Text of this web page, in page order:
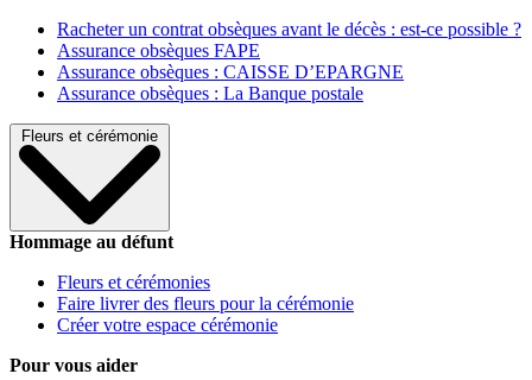
Racheter un contrat obsèques avant le décès : est-ce possible ?
Assurance obsèques FAPE
Assurance obsèques : CAISSE D’EPARGNE
Assurance obsèques : La Banque postale
Fleurs et cérémonie
Hommage au défunt
Fleurs et cérémonies
Faire livrer des fleurs pour la cérémonie
Créer votre espace cérémonie
Pour vous aider